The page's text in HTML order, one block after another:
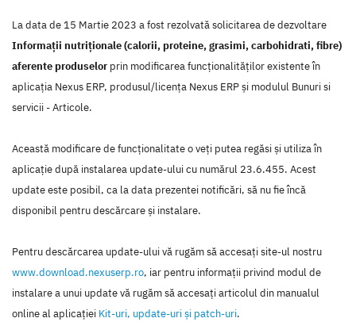
La data de 15 Martie 2023 a fost rezolvată solicitarea de dezvoltare
Informații nutriționale (calorii, proteine, grasimi, carbohidrati, fibre)
aferente produselor prin modificarea funcţionalităţilor existente în
aplicaţia Nexus ERP, produsul/licenţa Nexus ERP şi modulul Bunuri si
servicii - Articole.
Această modificare de funcţionalitate o veţi putea regăsi şi utiliza în
aplicaţie după instalarea update-ului cu numărul 23.6.455. Acest
update este posibil, ca la data prezentei notificări, să nu fie încă
disponibil pentru descărcare şi instalare.
Pentru descărcarea update-ului vă rugăm să accesaţi site-ul nostru
www.download.nexuserp.ro, iar pentru informaţii privind modul de
instalare a unui update vă rugăm să accesaţi articolul din manualul
online al aplicaţiei Kit-uri, update-uri şi patch-uri.